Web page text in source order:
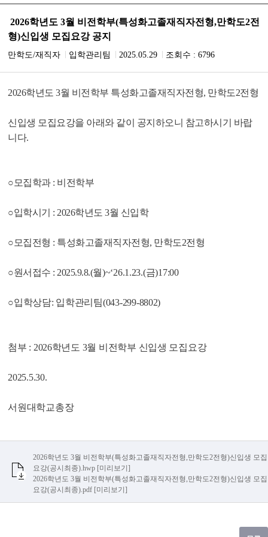
2026학년도 3월 비전학부(특성화고졸재직자전형,만학도2전
형)신입생 모집요강 공지
만학도/재직자 입학관리팀 2025.05.29 조회수 : 6796
2026학년도 3월 비전학부 특성화고졸재직자전형, 만학도2전형
신입생 모집요강을 아래와 같이 공지하오니 참고하시기 바랍
니다.
○모집학과 : 비전학부
○입학시기 : 2026학년도 3월 신입학
○모집전형 : 특성화고졸재직자전형, 만학도2전형
○원서접수 : 2025.9.8.(월)~‘26.1.23.(금)17:00
○입학상담: 입학관리팀(043-299-8802)
첨부 : 2026학년도 3월 비전학부 신입생 모집요강
2025.5.30.
서원대학교총장
2026학년도 3월 비전학부(특성화고졸재직자전형,만학도2전형)신입생 모집
요강(공시최종).hwp [미리보기]
2026학년도 3월 비전학부(특성화고졸재직자전형,만학도2전형)신입생 모집
요강(공시최종).pdf [미리보기]